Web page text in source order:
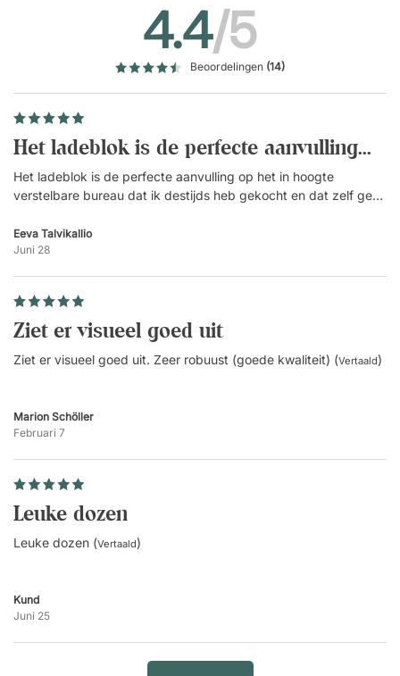
4.4/5
Beoordelingen (14)
Het ladeblok is de perfecte aanvulling...
Het ladeblok is de perfecte aanvulling op het in hoogte
verstelbare bureau dat ik destijds heb gekocht en dat zelf geen
mijn documenten veilig bewaren in mijn thuiskantoor. (
Eeva Talvikallio
Juni 28
Ziet er visueel goed uit
Ziet er visueel goed uit. Zeer robuust (goede kwaliteit) (Vertaald)
Marion Schöller
Februari 7
Leuke dozen
Leuke dozen (Vertaald)
Kund
Juni 25